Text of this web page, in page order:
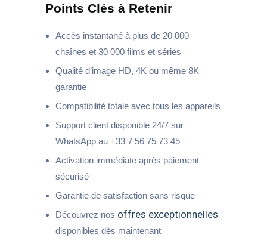
Points Clés à Retenir
Accès instantané à plus de 20 000
chaînes et 30 000 films et séries
Qualité d’image HD, 4K ou même 8K
garantie
Compatibilité totale avec tous les appareils
Support client disponible 24/7 sur
WhatsApp au +33 7 56 75 73 45
Activation immédiate après paiement
sécurisé
Garantie de satisfaction sans risque
Découvrez nos offres exceptionnelles
disponibles dès maintenant